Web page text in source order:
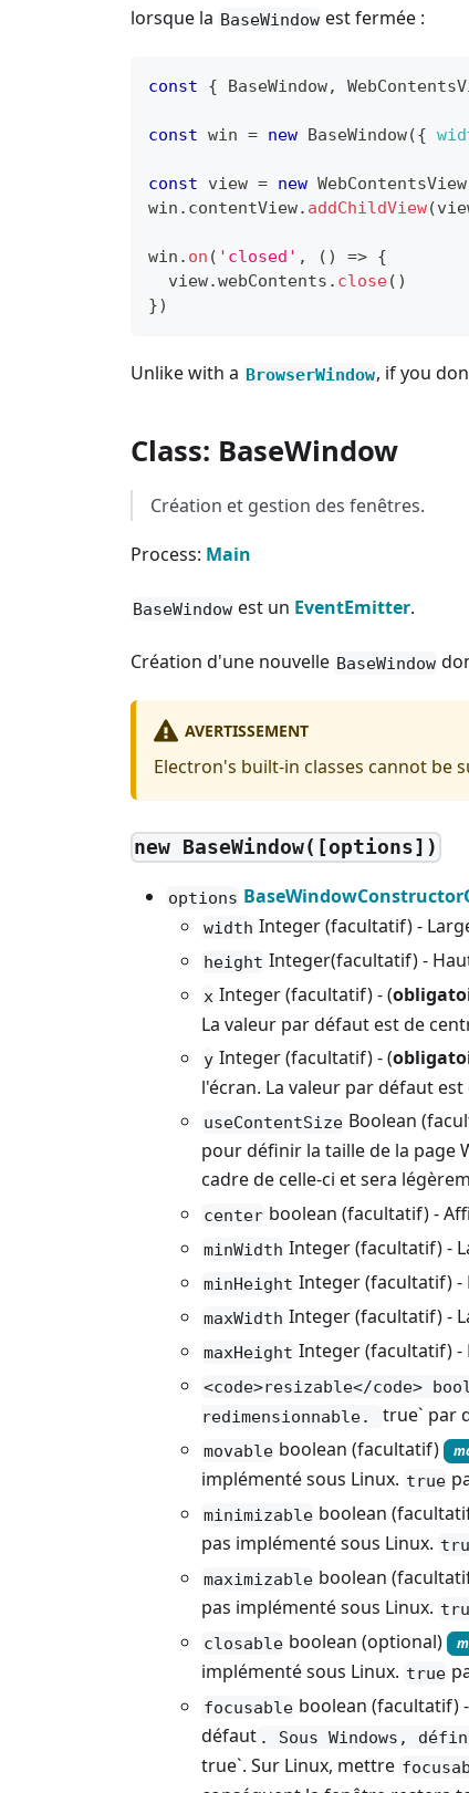
lorsque la BaseWindow est fermée :
const { BaseWindow,
const win = new BaseWindow({
const view = new WebContentsView
win . contentView. addChildView(
win . on ( 'closed' , ( ) => {
  view
.webContents . close( )
})
Unlike with a BrowserWindow, if you
Class: BaseWindow
Création et gestion des fenêtres.
Process: Main
BaseWindow est un EventEmitter.
Création d'une nouvelle BaseWindow
AVERTISSEMENT
Electron's built-in classes cannot be
new BaseWindow([options])
options
width Integer (facultatif) -
height Integer(facultatif) -
x Integer (facultatif) - (
La valeur par défaut est de
y Integer (facultatif) - (
l'écran. La valeur par défaut
useContentSize Boolean
pour définir la taille de la page
cadre de celle-ci et sera
center boolean (facultatif) -
minWidth Integer (facultatif) -
minHeight Integer (facultatif) -
maxWidth Integer (facultatif) -
maxHeight Integer (facultatif) -
<code>resizable</code>
redimensionnable.
true` par
movable boolean (facultatif)
implémenté sous Linux. true
minimizable boolean
pas implémenté sous Linux.
maximizable boolean
pas implémenté sous Linux.
closable boolean (optional)
implémenté sous Linux. true
focusable boolean (facultatif)
défaut . Sous Windows,
true`. Sur Linux, mettre